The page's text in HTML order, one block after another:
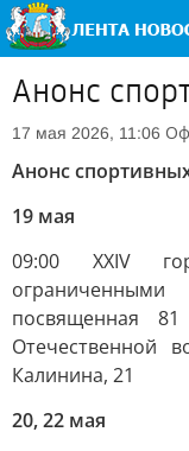
Анонс
17 мая 2026, 11:06
Анонс
19 мая
09:00 XXIV
посвященная
Отечественной
Калинина, 21
20, 22 мая